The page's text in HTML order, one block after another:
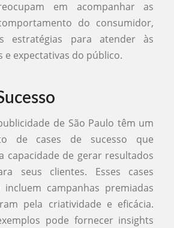
em acompanhar as
do consumidor,
estratégias para atender às
e expectativas do público.
de São Paulo têm um
de cases de sucesso que
capacidade de gerar resultados
seus clientes. Esses cases
incluem campanhas premiadas
pela criatividade e eficácia.
pode fornecer insights